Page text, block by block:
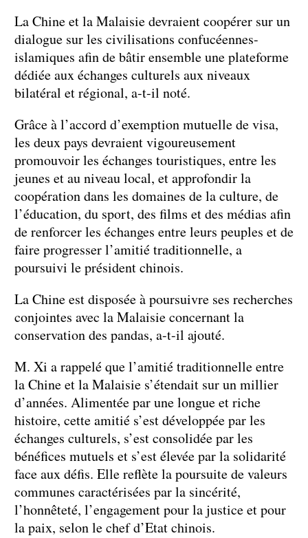
La Chine et la Malaisie devraient coopérer sur un
dialogue sur les civilisations confucéennes-
islamiques afin de bâtir ensemble une plateforme
dédiée aux échanges culturels aux niveaux
bilatéral et régional, a-t-il noté.
Grâce à l’accord d’exemption mutuelle de visa,
les deux pays devraient vigoureusement
promouvoir les échanges touristiques, entre les
jeunes et au niveau local, et approfondir la
coopération dans les domaines de la culture, de
l’éducation, du sport, des films et des médias afin
de renforcer les échanges entre leurs peuples et de
faire progresser l’amitié traditionnelle, a
poursuivi le président chinois.
La Chine est disposée à poursuivre ses recherches
conjointes avec la Malaisie concernant la
conservation des pandas, a-t-il ajouté.
M. Xi a rappelé que l’amitié traditionnelle entre
la Chine et la Malaisie s’étendait sur un millier
d’années. Alimentée par une longue et riche
histoire, cette amitié s’est développée par les
échanges culturels, s’est consolidée par les
bénéfices mutuels et s’est élevée par la solidarité
face aux défis. Elle reflète la poursuite de valeurs
communes caractérisées par la sincérité,
l’honnêteté, l’engagement pour la justice et pour
la paix, selon le chef d’Etat chinois.